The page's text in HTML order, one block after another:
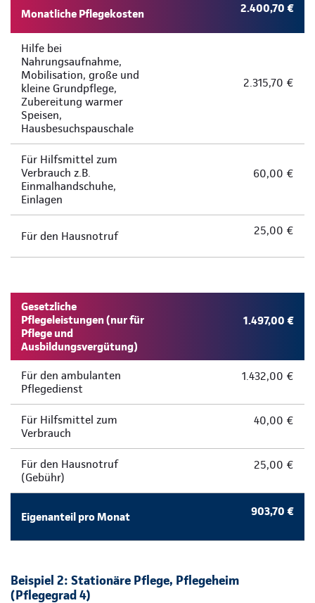
Monatliche Pflegekosten 2.400,70 €
Hilfe bei
Nahrungsaufnahme,
Mobilisation, große und
kleine Grundpflege,
Zubereitung warmer
Speisen,
Hausbesuchspauschale
2.315,70 €
Für Hilfsmittel zum
Verbrauch z.B.
Einmalhandschuhe,
Einlagen
60,00 €
Für den Hausnotruf 25,00 €
Gesetzliche
Pflegeleistungen (nur für
Pflege und
Ausbildungsvergütung)
1.497,00 €
Für den ambulanten
Pflegedienst
1.432,00 €
Für Hilfsmittel zum
Verbrauch
40,00 €
Für den Hausnotruf
(Gebühr)
25,00 €
Eigenanteil pro Monat 903,70 €
Beispiel 2: Stationäre Pflege, Pflegeheim
(Pflegegrad 4)